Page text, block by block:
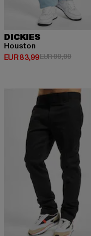
DICKIES
Houston
EUR 83,99
Derzeitiger Preis: EUR
EUR 99,99